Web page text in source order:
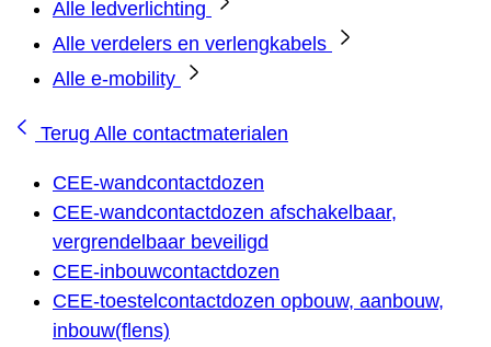
Alle ledverlichting
Alle verdelers en verlengkabels
Alle e-mobility
Terug Alle contactmaterialen
CEE-wandcontactdozen
CEE-wandcontactdozen afschakelbaar,
vergrendelbaar beveiligd
CEE-inbouwcontactdozen
CEE-toestelcontactdozen opbouw, aanbouw,
inbouw(flens)